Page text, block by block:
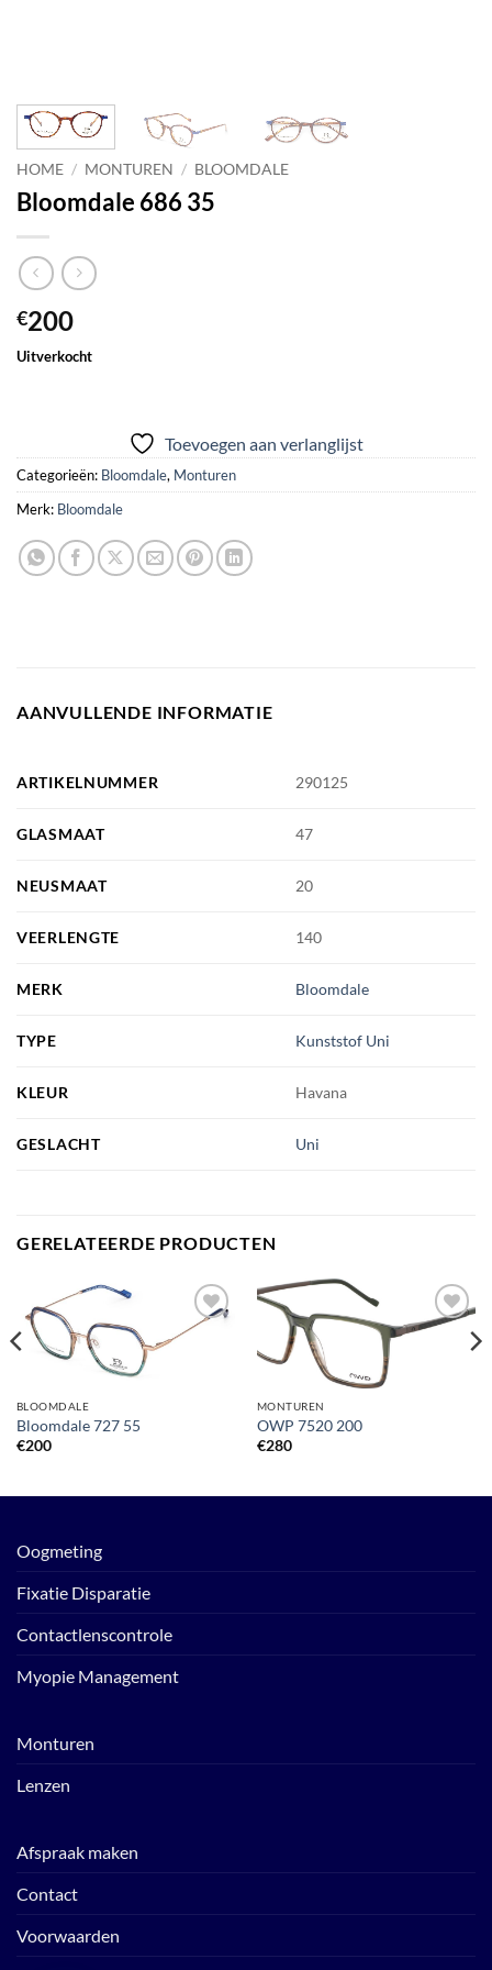
HOME / MONTUREN / BLOOMDALE
Bloomdale 686 35
€200
Uitverkocht
Toevoegen aan verlanglijst
Categorieën: Bloomdale, Monturen
Merk: Bloomdale
AANVULLENDE INFORMATIE
ARTIKELNUMMER 290125
GLASMAAT 47
NEUSMAAT 20
VEERLENGTE 140
MERK Bloomdale
TYPE Kunststof Uni
KLEUR Havana
GESLACHT Uni
GERELATEERDE PRODUCTEN
Toevoegen
BLOOMDALE
Bloomdale 727 55
€200
Toevoegen
MONTUREN
OWP 7520 200
€280
Oogmeting
Fixatie Disparatie
Contactlenscontrole
Myopie Management
Monturen
Lenzen
Afspraak maken
Contact
Voorwaarden